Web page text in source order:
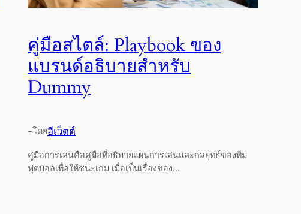
คู่มือสไตล์: Playbook ของ
แบรนด์อธิบายสำหรับ
Dummy
-โดยอีเว็ตต์
คู่มือการเล่นคือคู่มือที่อธิบายแผนการเล่นและกลยุทธ์ของทีม
ฟุตบอลเพื่อให้ชนะเกม เมื่อเป็นเรื่องของ...